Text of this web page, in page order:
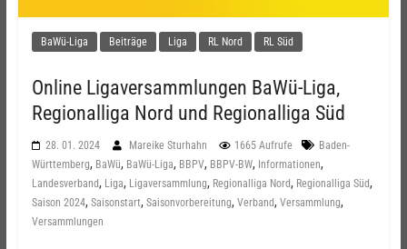
BaWü-Liga Beiträge Liga RL Nord RL Süd
Online Ligaversammlungen BaWü-Liga,
Regionalliga Nord und Regionalliga Süd
28. 01. 2024 Mareike Sturhahn 1665 Aufrufe
Baden-
Württemberg, BaWü, BaWü-Liga, BBPV, BBPV-BW, Informationen,
Landesverband, Liga, Ligaversammlung, Regionalliga Nord, Regionalliga Süd,
Saison 2024, Saisonstart, Saisonvorbereitung, Verband, Versammlung,
Versammlungen